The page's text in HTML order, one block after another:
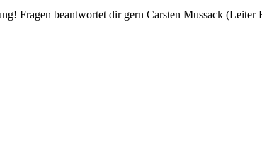
Fragen beantwortet dir gern Carsten Mussack